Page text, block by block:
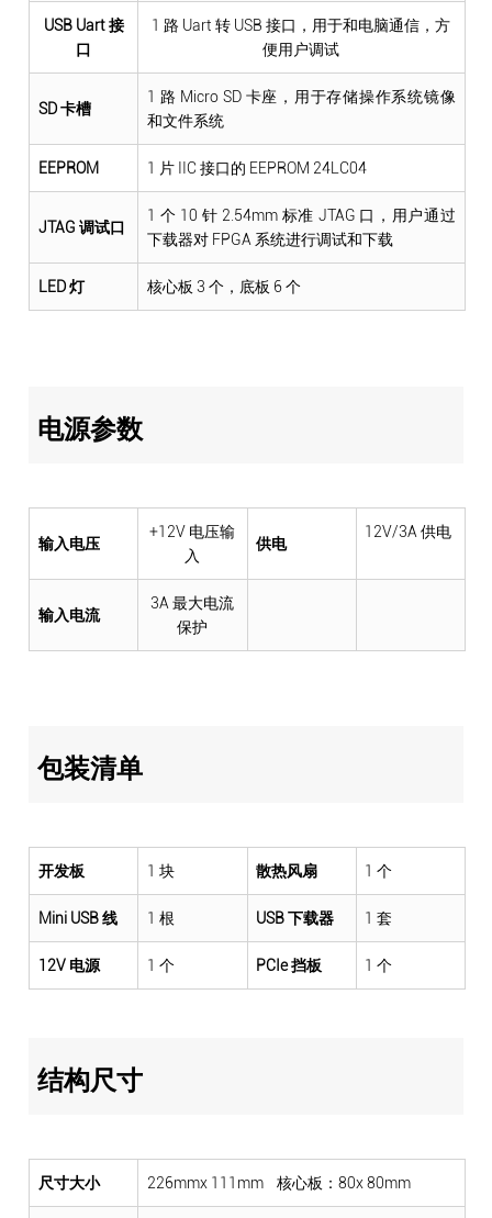
USB Uart 接
口
1 路 Uart 转 USB 接口，用于和电脑通信，方
便用户调试
SD 卡槽
1 路 Micro SD 卡座，用于存储操作系统镜像
和文件系统
EEPROM 1 片 IIC 接口的 EEPROM 24LC04
JTAG 调试口
1 个 10 针 2.54mm 标准 JTAG 口，用户通过
下载器对 FPGA 系统进行调试和下载
LED 灯 核心板 3 个，底板 6 个
电源参数
输入电压
+12V 电压输
入
供电
12V/3A 供电
输入电流
3A 最大电流
保护
包装清单
开发板 1 块 散热风扇 1 个
Mini USB 线 1 根 USB 下载器 1 套
12V 电源 1 个 PCIe 挡板 1 个
结构尺寸
尺寸大小 226mmx 111mm 核心板：80x 80mm